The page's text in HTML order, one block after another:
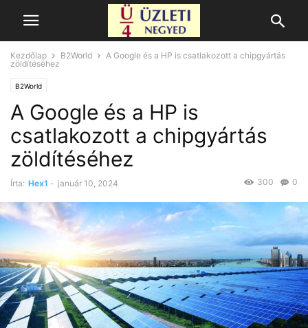
Kezdőlap B2World
A Google és a HP is csatlakozott a chipgyártás
zöldítéséhez
B2World
A Google és a HP is
csatlakozott a chipgyártás
zöldítéséhez
Írta: Hex1 - január 10, 2024 0
300